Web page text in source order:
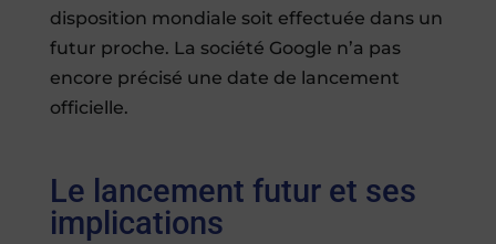
disposition mondiale soit effectuée dans un
futur proche. La société Google n’a pas
encore précisé une date de lancement
officielle.
Le lancement futur et ses
implications